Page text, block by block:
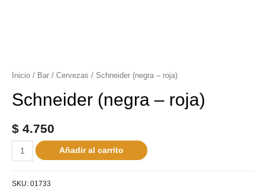
Inicio / Bar / Cervezas / Schneider (negra – roja)
Schneider (negra – roja)
$ 4.750
Añadir al carrito
SKU: 01733